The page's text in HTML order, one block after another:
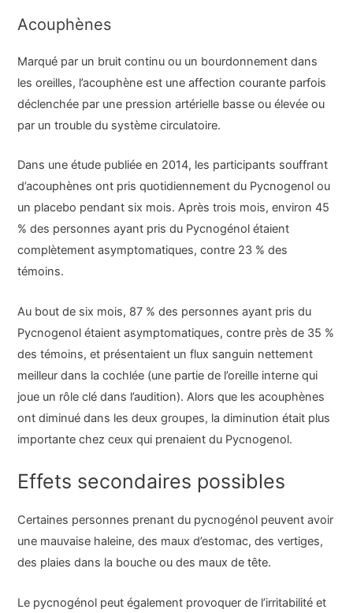
Acouphènes
Marqué par un bruit continu ou un bourdonnement dans
les oreilles, l’acouphène est une affection courante parfois
déclenchée par une pression artérielle basse ou élevée ou
par un trouble du système circulatoire.
Dans une étude publiée en 2014, les participants souffrant
d’acouphènes ont pris quotidiennement du Pycnogenol ou
un placebo pendant six mois. Après trois mois, environ 45
% des personnes ayant pris du Pycnogénol étaient
complètement asymptomatiques, contre 23 % des
témoins.
Au bout de six mois, 87 % des personnes ayant pris du
Pycnogenol étaient asymptomatiques, contre près de 35 %
des témoins, et présentaient un flux sanguin nettement
meilleur dans la cochlée (une partie de l’oreille interne qui
joue un rôle clé dans l’audition). Alors que les acouphènes
ont diminué dans les deux groupes, la diminution était plus
importante chez ceux qui prenaient du Pycnogenol.
Effets secondaires possibles
Certaines personnes prenant du pycnogénol peuvent avoir
une mauvaise haleine, des maux d’estomac, des vertiges,
des plaies dans la bouche ou des maux de tête.
Le pycnogénol peut également provoquer de l’irritabilité et